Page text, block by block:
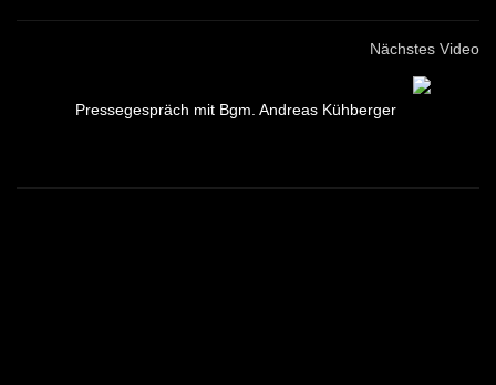
Nächstes Video
Pressegespräch mit Bgm. Andreas Kühberger